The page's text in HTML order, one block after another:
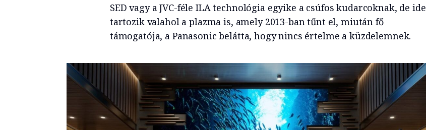
SED vagy a JVC-féle ILA technológia egyike a csúfos kudarcoknak, de ide
tartozik valahol a plazma is, amely 2013-ban tűnt el, miután fő
támogatója, a Panasonic belátta, hogy nincs értelme a küzdelemnek.